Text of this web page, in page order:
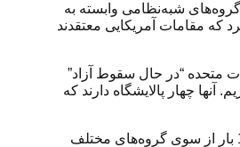
ایران و گروه‌های شبه‌نظامی وابسته به
که مقامات آمریکایی معتقدند
ملی ایالات متحده “در حال سقوط آزاد”
آنها چهار پالایشگاه دارند که
در پایان لازم به یادآوری است که مقامات آمریکایی هفته گذشته اعلام کردند که نیروهای آمریکایی از 15 مهر ماه گذشته که جنگ اسرائیل و حماس آغاز شد، بیش از 160 بار از سوی گروه‌های مختلف